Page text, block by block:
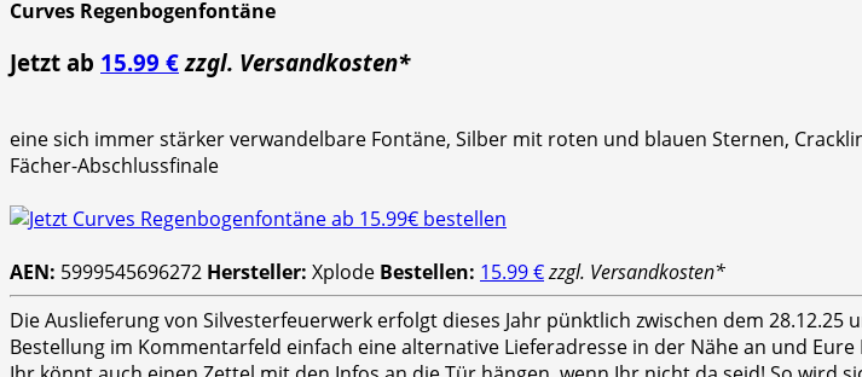
Curves Regenbogenfontäne
Jetzt ab 15.99 € zzgl. Versandkosten*
eine sich immer stärker verwandelbare Fontäne, Silber mit roten und blauen Sternen,
Fächer-Abschlussfinale
AEN: 5999545696272 Hersteller: Xplode Bestellen: 15.99 €zzgl. Versandkosten*
Die Auslieferung von Silvesterfeuerwerk erfolgt dieses Jahr pünktlich zwischen dem 28.12.25
Bestellung im Kommentarfeld einfach eine alternative Lieferadresse in der Nähe an und